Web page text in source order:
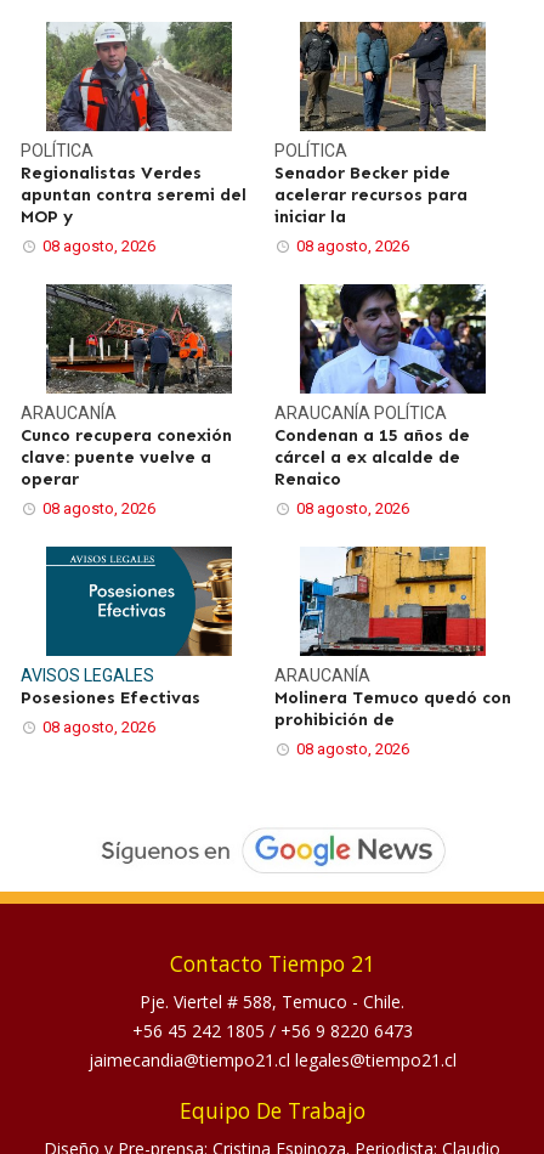
POLÍTICA
Regionalistas Verdes
apuntan contra seremi del
MOP y
08 agosto, 2026
POLÍTICA
Senador Becker pide
acelerar recursos para
iniciar la
08 agosto, 2026
ARAUCANÍA
Cunco recupera conexión
clave: puente vuelve a
operar
08 agosto, 2026
ARAUCANÍA POLÍTICA
Condenan a 15 años de
cárcel a ex alcalde de
Renaico
08 agosto, 2026
AVISOS LEGALES
Posesiones Efectivas
08 agosto, 2026
ARAUCANÍA
Molinera Temuco quedó con
prohibición de
08 agosto, 2026
Contacto Tiempo 21
Pje. Viertel # 588, Temuco - Chile.
+56 45 242 1805 / +56 9 8220 6473
jaimecandia@tiempo21.cl legales@tiempo21.cl
Equipo De Trabajo
Diseño y Pre-prensa: Cristina Espinoza. Periodista: Claudio